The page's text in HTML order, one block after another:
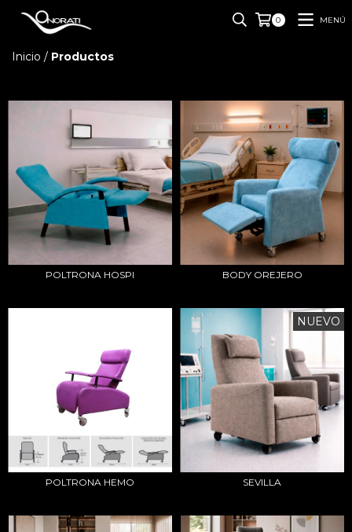
0 MENÚ
Inicio / Productos
POLTRONA HOSPI BODY OREJERO
POLTRONA HEMO
NUEVO
SEVILLA